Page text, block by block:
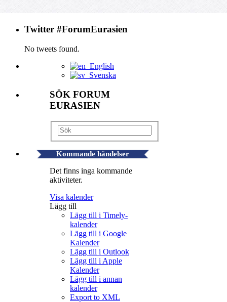
Twitter #ForumEurasien
No tweets found.
English
Svenska
SÖK FORUM
EURASIEN
Kommande händelser
Det finns inga kommande
aktiviteter.
Visa kalender
Lägg till
Lägg till i Timely-
kalender
Lägg till i Google
Kalender
Lägg till i Outlook
Lägg till i Apple
Kalender
Lägg till i annan
kalender
Export to XML